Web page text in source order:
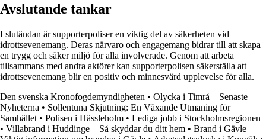
Avslutande tankar
I slutändan är supporterpoliser en viktig del av säkerheten vid
idrottsevenemang. Deras närvaro och engagemang bidrar till att skapa
en trygg och säker miljö för alla involverade. Genom att arbeta
tillsammans med andra aktörer kan supporterpolisen säkerställa att
idrottsevenemang blir en positiv och minnesvärd upplevelse för alla.
Den svenska Kronofogdemyndigheten • Olycka i Timrå – Senaste
Nyheterna • Sollentuna Skjutning: En Växande Utmaning för
Samhället • Polisen i Hässleholm • Lediga jobb i Stockholmsregionen
• Villabrand i Huddinge – Så skyddar du ditt hem • Brand i Gävle –